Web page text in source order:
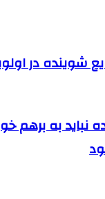
شوینده در
نباید به برهم